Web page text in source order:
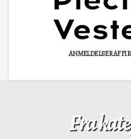
ANMELDELSER AF
Fra